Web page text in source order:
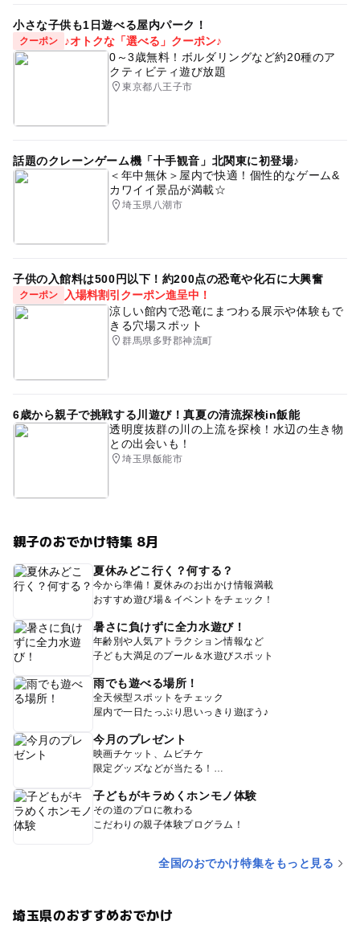
小さな子供も1日遊べる屋内パーク！
クーポン
♪オトクな「選べる」クーポン♪
0～3歳無料！ボルダリングなど約20種のア
クティビティ遊び放題
東京都八王子市
話題のクレーンゲーム機「十手観音」北関東に初登場♪
＜年中無休＞屋内で快適！個性的なゲーム&
カワイイ景品が満載☆
埼玉県八潮市
子供の入館料は500円以下！約200点の恐竜や化石に大興奮
クーポン
入場料割引クーポン進呈中！
涼しい館内で恐竜にまつわる展示や体験もで
きる穴場スポット
群馬県多野郡神流町
6歳から親子で挑戦する川遊び！真夏の清流探検in飯能
透明度抜群の川の上流を探検！水辺の生き物
との出会いも！
埼玉県飯能市
親子のおでかけ特集 8月
夏休みどこ行く？何する？
今から準備！夏休みのお出かけ情報満載
おすすめ遊び場＆イベントをチェック！
暑さに負けずに全力水遊び！
年齢別や人気アトラクション情報など
子ども大満足のプール＆水遊びスポット
雨でも遊べる場所！
全天候型スポットをチェック
屋内で一日たっぷり思いっきり遊ぼう♪
今月のプレゼント
映画チケット、ムビチケ
限定グッズなどが当たる！
子どもがキラめくホンモノ体験
その道のプロに教わる
こだわりの親子体験プログラム！
全国のおでかけ特集をもっと見る
埼玉県のおすすめおでかけ